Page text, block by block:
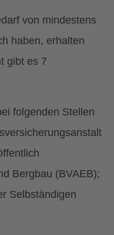
von mindestens
haben, erhalten
gibt es 7
folgenden Stellen
Bergbau (BVAEB);
Selbständigen